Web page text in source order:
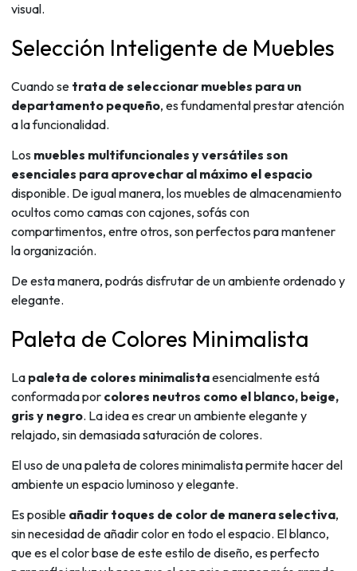
visual.
Selección Inteligente de Muebles
Cuando se trata de seleccionar muebles para un
departamento pequeño, es fundamental prestar atención
a la funcionalidad.
Los muebles multifuncionales y versátiles son
esenciales para aprovechar al máximo el espacio
disponible. De igual manera, los muebles de almacenamiento
ocultos como camas con cajones, sofás con
compartimentos, entre otros, son perfectos para mantener
la organización.
De esta manera, podrás disfrutar de un ambiente ordenado y
elegante.
Paleta de Colores Minimalista
La paleta de colores minimalistaesencialmente está
conformada por colores neutros como el blanco, beige,
gris y negro. La idea es crear un ambiente elegante y
relajado, sin demasiada saturación de colores.
El uso de una paleta de colores minimalista permite hacer del
ambiente un espacio luminoso y elegante.
Es posible añadir toques de color de manera selectiva,
sin necesidad de añadir color en todo el espacio. El blanco,
que es el color base de este estilo de diseño, es perfecto